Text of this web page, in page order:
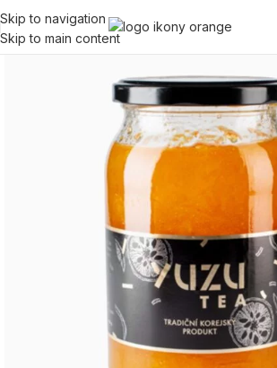
Skip to navigation
Skip to main content